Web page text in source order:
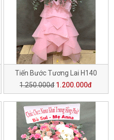
Tiến Bước Tương Lai H140
1.250.000đ 1.200.000đ